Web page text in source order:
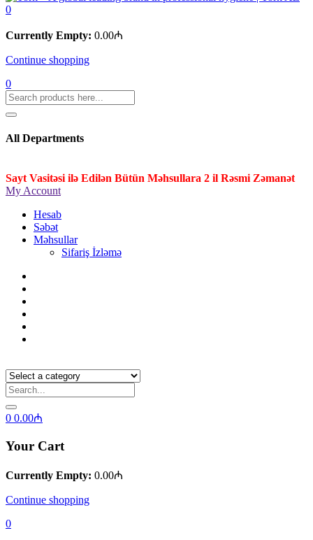
0
Currently Empty: 0.00₼
Continue shopping
0
All Departments
Sayt Vasitəsi ilə Edilən Bütün Məhsullara 2 il Rəsmi Zəmanət
My Account
Hesab
Səbət
Məhsullar
Sifariş İzləmə
0 0.00₼
Your Cart
Currently Empty: 0.00₼
Continue shopping
0